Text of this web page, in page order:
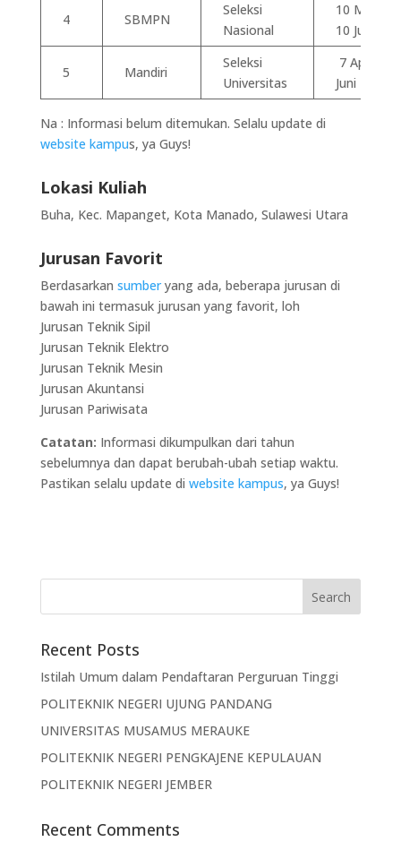
4 SBMPN
Seleksi
Nasional
10 Mei s.d.
10 Juni
5 Mandiri
Seleksi
Universitas
7 April-21
Juni 2021
Na : Informasi belum ditemukan. Selalu update di
website kampus, ya Guys!
Lokasi Kuliah
Buha, Kec. Mapanget, Kota Manado, Sulawesi Utara
Jurusan Favorit
Berdasarkan sumberyang ada, beberapa jurusan di
bawah ini termasuk jurusan yang favorit, loh
Jurusan Teknik Sipil
Jurusan Teknik Elektro
Jurusan Teknik Mesin
Jurusan Akuntansi
Jurusan Pariwisata
Catatan: Informasi dikumpulkan dari tahun
sebelumnya dan dapat berubah-ubah setiap waktu.
Pastikan selalu update di website kampus, ya Guys!
Recent Posts
Istilah Umum dalam Pendaftaran Perguruan Tinggi
POLITEKNIK NEGERI UJUNG PANDANG
UNIVERSITAS MUSAMUS MERAUKE
POLITEKNIK NEGERI PENGKAJENE KEPULAUAN
POLITEKNIK NEGERI JEMBER
Recent Comments